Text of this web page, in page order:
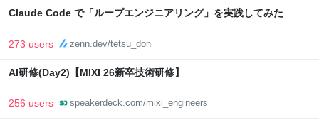
Claude Code で「ループエンジニアリング」を実践してみた
273 users zenn.dev/tetsu_don
AI研修(Day2)【MIXI 26新卒技術研修】
256 users speakerdeck.com/mixi_engineers